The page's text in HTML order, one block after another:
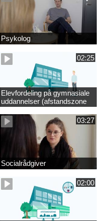
Psykolog
02:25
Elevfordeling på gymnasiale
uddannelser (afstandszone
redigeret)
03:27
Socialrådgiver
02:00